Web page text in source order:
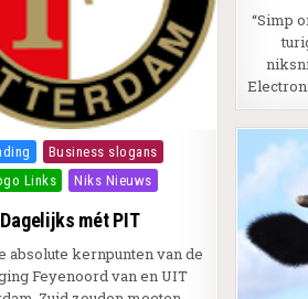
“Simp
in
Business slogans
Links
Niks Nieuws
Dagelijks mét PIT
absolute kernpunten van de
Feyenoord van en UIT